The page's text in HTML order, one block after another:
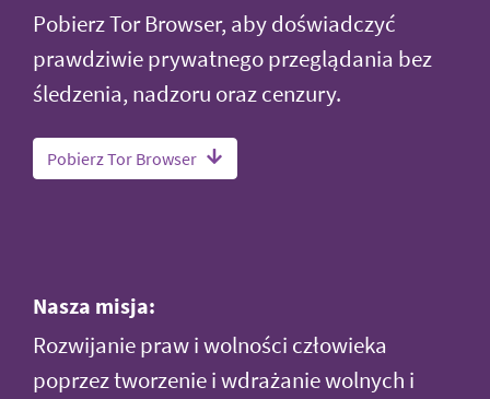
Pobierz Tor Browser, aby doświadczyć
prawdziwie prywatnego przeglądania bez
śledzenia, nadzoru oraz cenzury.
Pobierz Tor Browser
Nasza misja:
Rozwijanie praw i wolności człowieka
poprzez tworzenie i wdrażanie wolnych i